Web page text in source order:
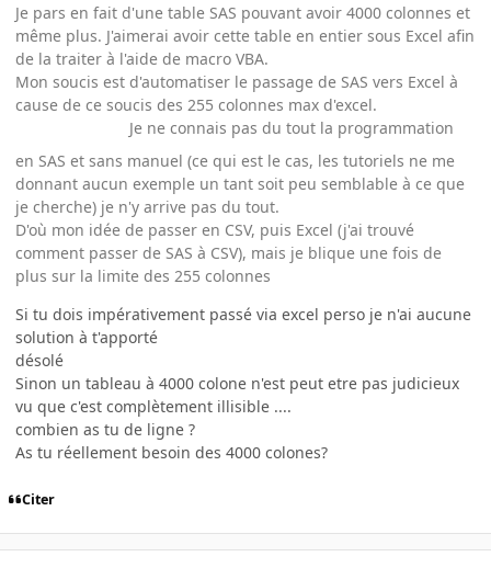
Je pars en fait d'une table SAS pouvant avoir 4000 colonnes et
même plus. J'aimerai avoir cette table en entier sous Excel afin
de la traiter à l'aide de macro VBA.
Mon soucis est d'automatiser le passage de SAS vers Excel à
cause de ce soucis des 255 colonnes max d'excel.
Je ne connais pas du tout la programmation
en SAS et sans manuel (ce qui est le cas, les tutoriels ne me
donnant aucun exemple un tant soit peu semblable à ce que
je cherche) je n'y arrive pas du tout.
D'où mon idée de passer en CSV, puis Excel (j'ai trouvé
comment passer de SAS à CSV), mais je blique une fois de
plus sur la limite des 255 colonnes
Si tu dois impérativement passé via excel perso je n'ai aucune
solution à t'apporté
désolé
Sinon un tableau à 4000 colone n'est peut etre pas judicieux
vu que c'est complètement illisible ....
combien as tu de ligne ?
As tu réellement besoin des 4000 colones?
Citer